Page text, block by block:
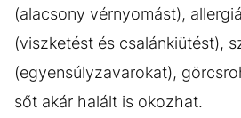
(alacsony vérnyomást),
(viszketést és csalánkiütést),
(egyensúlyzavarokat),
sőt akár halált is okozhat.